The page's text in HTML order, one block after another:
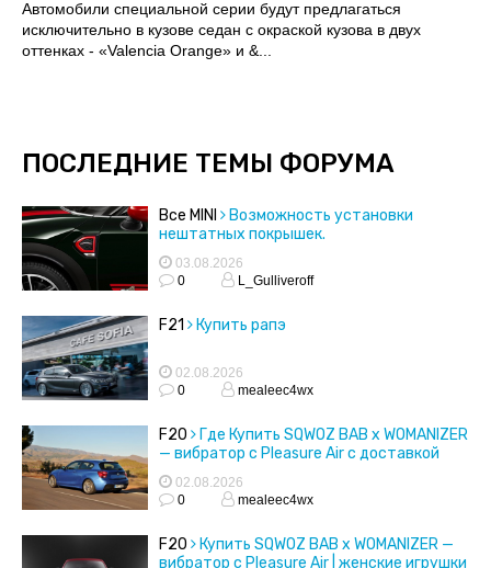
Автомобили специальной серии будут предлагаться
исключительно в кузове седан с окраской кузова в двух
оттенках - «Valencia Orange» и &...
ПОСЛЕДНИЕ ТЕМЫ ФОРУМА
Все MINI
Возможность установки
нештатных покрышек.
03.08.2026
0
L_Gulliveroff
F21 Купить рапэ
02.08.2026
0
mealeec4wx
F20
Где Купить SQWOZ BAB x WOMANIZER
— вибратор с Pleasure Air с доставкой
02.08.2026
0
mealeec4wx
F20
Купить SQWOZ BAB x WOMANIZER —
вибратор с Pleasure Air | женские игрушки